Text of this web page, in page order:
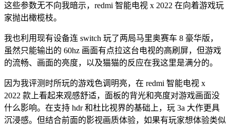
这些参数无不向我暗示，redmi 智能电视 x 2022 在向着游戏玩
家抛出橄榄枝。
我也利用现有设备连 switch 玩了两局马里奥赛车 8 豪华版，
虽然只能输出的 60hz 画面有点拉这台电视的高刷屏，但游戏
的流畅、画面的亮度，以及猫猫的反应在我这里是满分的。
因为我评测时所玩的游戏色调明亮，在 redmi 智能电视 x
2022 款上看起来观感舒适，面板的背光和亮度对游戏画面没
什么影响。在支持 hdr 和杜比视界的基础上，玩 3a 大作更具
沉浸感。但结合前面的影视画质体验，如果有玩家想体验类似